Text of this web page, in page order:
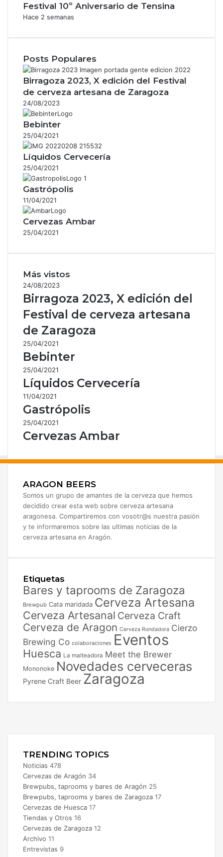
Festival 10º Aniversario de Tensina
Hace 2 semanas
Posts Populares
Birragoza 2023, X edición del Festival
de cerveza artesana de Zaragoza
24/08/2023
Bebinter
25/04/2021
Líquidos Cervecería
25/04/2021
Gastrópolis
11/04/2021
Cervezas Ambar
25/04/2021
Más vistos
24/08/2023
Birragoza 2023, X edición del
Festival de cerveza artesana
de Zaragoza
25/04/2021
Bebinter
25/04/2021
Líquidos Cervecería
11/04/2021
Gastrópolis
25/04/2021
Cervezas Ambar
ARAGON BEERS
Somos un grupo de amantes de la cerveza que hemos
decidido crear esta web sobre cerveza artesana
aragonesa. Compartiremos con vosotr@s nuestra pasión
y te informaremos sobre las ultimas noticias de la
cerveza artesana en Aragón.
Etiquetas
Bares y taprooms de Zaragoza
Brewpub Cata maridada Cerveza Artesana
Cerveza Artesanal Cerveza Craft
Cerveza de Aragon Cerveza Rondadora Cierzo
Brewing Co colaboraciones Eventos
Huesca La malteadora Meet the Brewer
Mononoke Novedades cerveceras
Pyrene Craft Beer Zaragoza
TRENDING TOPICS
Noticias 478
Cervezas de Aragón 34
Brewpubs, taprooms y bares de Aragón 25
Brewpubs, taprooms y bares de Zaragoza 17
Cervezas de Huesca 17
Tiendas y Otros 16
Cervezas de Zaragoza 12
Archivo 11
Entrevistas 9